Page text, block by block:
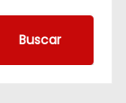
Buscar